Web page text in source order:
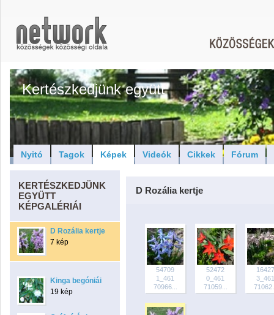
Kertészkedjünk együtt
Nyitó Tagok Képek Videók Cikkek Fórum
KERTÉSZKEDJÜNK
EGYÜTT
KÉPGALÉRIÁI
D Rozália kertje
7 kép
Kinga begóniái
19 kép
D Rozália kertje
54709
1_461
70966...
52472
0_461
71059...
16427
3_461